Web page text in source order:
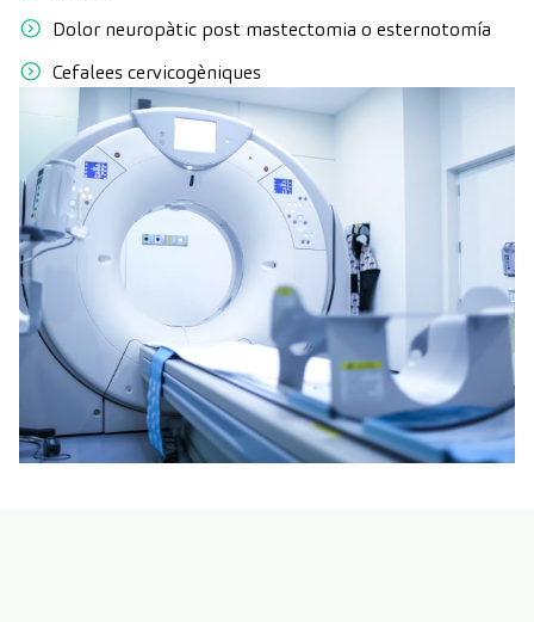
Dolor neuropàtic post mastectomia o esternotomía
Cefalees cervicogèniques